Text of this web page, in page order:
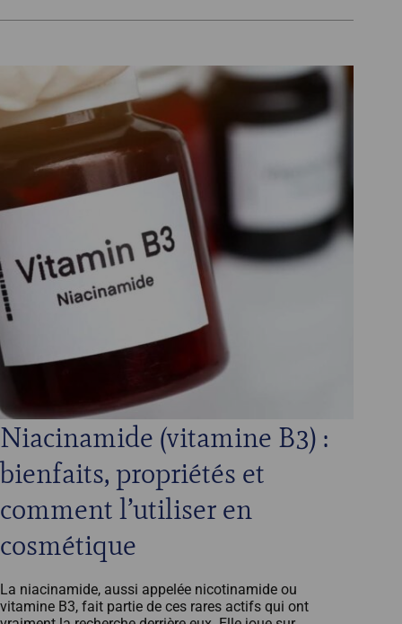
Niacinamide (vitamine B3) :
bienfaits, propriétés et
comment l’utiliser en
cosmétique
La niacinamide, aussi appelée nicotinamide ou
vitamine B3, fait partie de ces rares actifs qui ont